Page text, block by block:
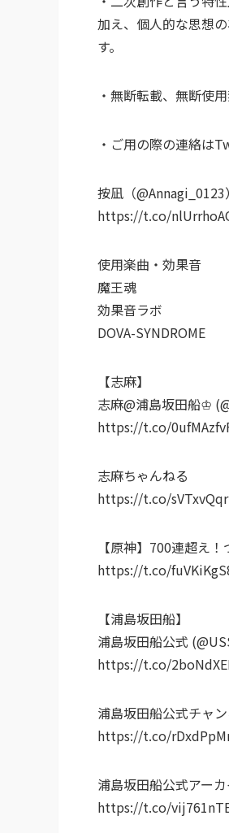
加え、個人的な思想
す。
・無断転載、無断使
・ご用の際の連絡は
按凪（@Annagi_0123）
https://t.co/
使用楽曲・効果音
魔王魂
効果音ラボ
DOVA-SYNDROME
【志麻】
志麻@浦島坂田船♔
https://t.co/
志麻ちゃんねる
https://t.co/
【原神】700連超え
https://t.co/
【浦島坂田船】
浦島坂田船公式
https://t.co/
浦島坂田船公式チャ
https://t.co/
浦島坂田船公式アー
https://t.co/